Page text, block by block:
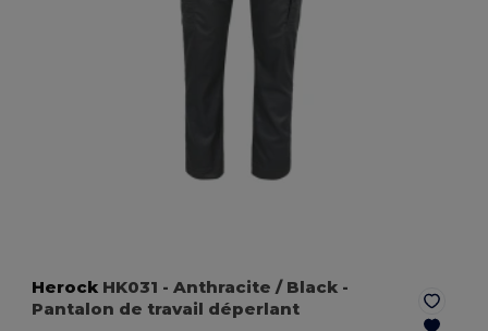
Herock HK031 - Anthracite / Black -
Pantalon de travail déperlant